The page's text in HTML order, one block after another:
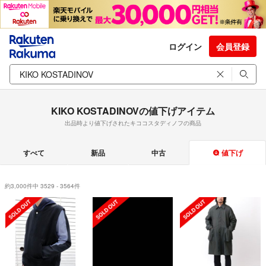
ログイン 会員登録
KIKO KOSTADINOVの値下げアイテム
出品時より値下げされたキココスタディノフの商品
すべて 新品 中古 値下げ
約3,000件中 3529 - 3564件